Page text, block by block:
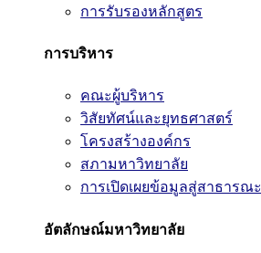
การรับรองหลักสูตร
การบริหาร
คณะผู้บริหาร
วิสัยทัศน์และยุทธศาสตร์
โครงสร้างองค์กร
สภามหาวิทยาลัย
การเปิดเผยข้อมูลสู่สาธารณะ
อัตลักษณ์มหาวิทยาลัย